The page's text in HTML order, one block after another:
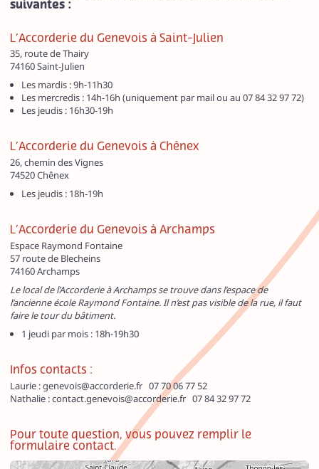
suivantes :
L’Accorderie du Genevois à Saint-Julien
35, route de Thairy
74160 Saint-Julien
Les mardis : 9h-11h30
Les mercredis : 14h-16h (uniquement par mail ou au 07 84 32 97 72)
Les jeudis : 16h30-19h
L’Accorderie du Genevois à Chênex
26, chemin des Vignes
74520 Chênex
Les jeudis : 18h-19h
L’Accorderie du Genevois à Archamps
Espace Raymond Fontaine
57 route de Blecheins
74160 Archamps
Le local de l’Accorderie à Archamps se trouve dans l’espace de
l’ancienne école Raymond Fontaine. Il n’est pas visible de la rue, il faut
faire le tour du bâtiment.
1 jeudi par mois : 18h-19h30
Infos contacts :
Laurie : genevois@accorderie.fr 07 70 06 77 52
Nathalie : contact.genevois@accorderie.fr 07 84 32 97 72
Pour toute question, vous pouvez remplir le
formulaire contact.